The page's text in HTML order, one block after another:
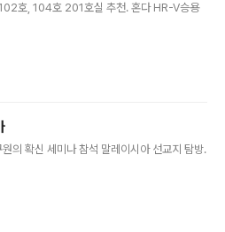
호, 104호 201호실 추천. 혼다 HR-V승용
의 확신 세미나 참석 말레이시아 선교지 탐방.